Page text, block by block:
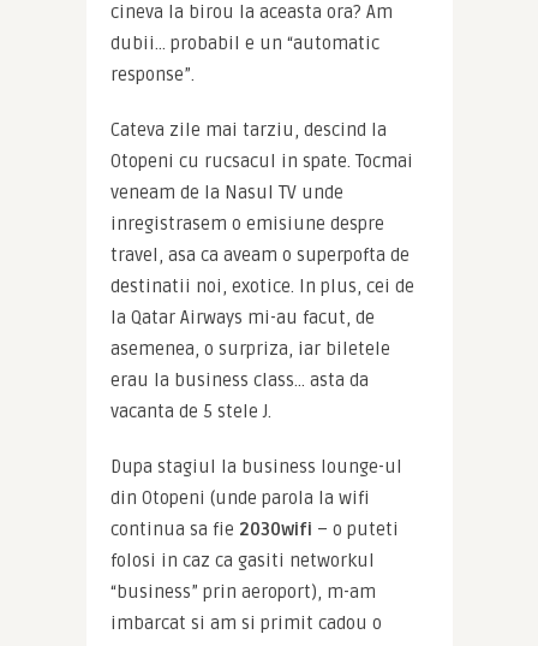
cineva la birou la aceasta ora? Am
dubii… probabil e un “automatic
response”.
Cateva zile mai tarziu, descind la
Otopeni cu rucsacul in spate. Tocmai
veneam de la Nasul TV unde
inregistrasem o emisiune despre
travel, asa ca aveam o superpofta de
destinatii noi, exotice. In plus, cei de
la Qatar Airways mi-au facut, de
asemenea, o surpriza, iar biletele
erau la business class… asta da
vacanta de 5 stele J.
Dupa stagiul la business lounge-ul
din Otopeni (unde parola la wifi
continua sa fie 2030wifi – o puteti
folosi in caz ca gasiti networkul
“business” prin aeroport), m-am
imbarcat si am si primit cadou o